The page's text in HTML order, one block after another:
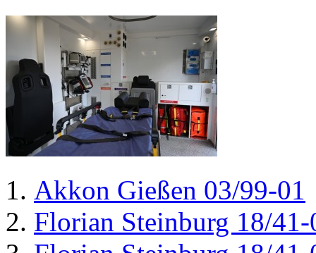
Akkon Gießen 03/99-01
Florian Steinburg 18/41-